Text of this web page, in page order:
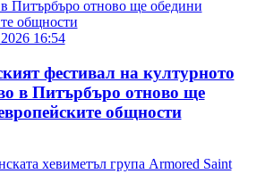
16:54
фестивал на културното
в Питърбъро отново ще
общности